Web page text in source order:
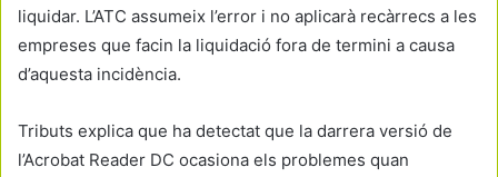
liquidar. L’ATC assumeix l’error i no aplicarà recàrrecs a les
empreses que facin la liquidació fora de termini a causa
d’aquesta incidència.
Tributs explica que ha detectat que la darrera versió de
l’Acrobat Reader DC ocasiona els problemes quan